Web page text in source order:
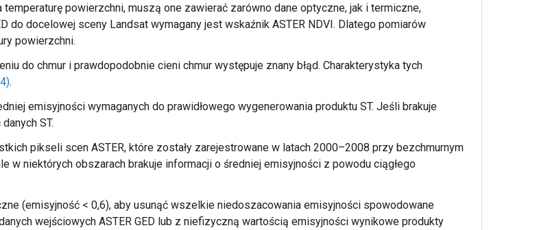
powierzchni, muszą one zawierać zarówno dane optyczne, jak i termiczne,
do docelowej sceny Landsat wymagany jest wskaźnik ASTER NDVI. Dlatego pomiarów
powierzchni.
do chmur i prawdopodobnie cieni chmur występuje znany błąd. Charakterystyka tych
.
emisyjności wymaganych do prawidłowego wygenerowania produktu ST. Jeśli brakuje
ST.
pikseli scen ASTER, które zostały zarejestrowane w latach 2000–2008 przy bezchmurnym
w niektórych obszarach brakuje informacji o średniej emisyjności z powodu ciągłego
(emisyjność < 0,6), aby usunąć wszelkie niedoszacowania emisyjności spowodowane
wejściowych ASTER GED lub z niefizyczną wartością emisyjności wynikowe produkty